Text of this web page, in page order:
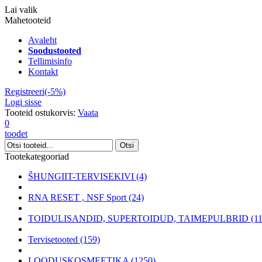
Lai valik
Mahetooteid
Avaleht
Soodustooted
Tellimisinfo
Kontakt
Registreeri(-5%)
Logi sisse
Tooteid ostukorvis: Vaata
0
toodet
Tootekategooriad
ŠHUNGIIT-TERVISEKIVI (4)
RNA RESET , NSF Sport (24)
TOIDULISANDID, SUPERTOIDUD, TAIMEPULBRID
Tervisetooted (159)